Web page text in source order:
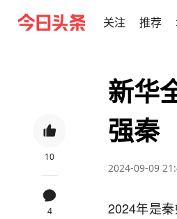
关注 推荐
10
4
新华
强秦
2024-09-09
2024年是